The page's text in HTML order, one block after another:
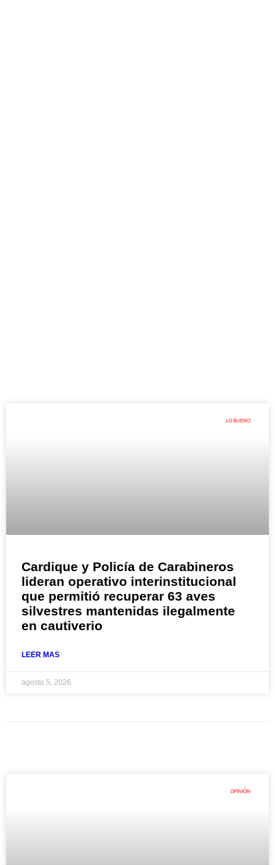
LO BUENO
Cardique y Policía de Carabineros
lideran operativo interinstitucional
que permitió recuperar 63 aves
silvestres mantenidas ilegalmente
en cautiverio
LEER MAS
agosto 5, 2026
OPINIÓN